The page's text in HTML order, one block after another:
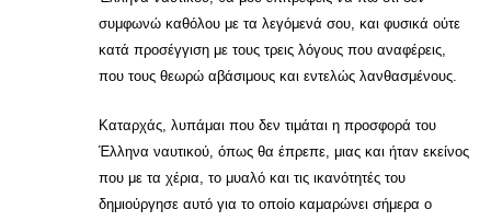
συμφωνώ καθόλου με τα λεγόμενά σου, και φυσικά ούτε
κατά προσέγγιση με τους τρεις λόγους που αναφέρεις,
που τους θεωρώ αβάσιμους και εντελώς λανθασμένους.
Καταρχάς, λυπάμαι που δεν τιμάται η προσφορά του
Έλληνα ναυτικού, όπως θα έπρεπε, μιας και ήταν εκείνος
που με τα χέρια, το μυαλό και τις ικανότητές του
δημιούργησε αυτό για το οποίο καμαρώνει σήμερα ο